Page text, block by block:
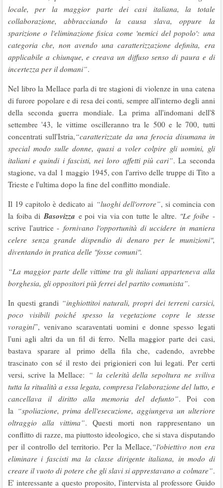
locale, per la maggior parte dei casi italiana, la totale
collaborazione, abbracciando la causa slava, oppure la
sparizione o l'eliminazione fisica come 'nemici del popolo': una
categoria che, non avendo una caratterizzazione definita, era
applicabile a chiunque, e creava un diffuso senso di paura e di
incertezza per il domani”.
Nel libro la Mellace parla di tre stagioni di violenze in una catena
di furore popolare e di resa dei conti, sempre all'interno degli anni
della seconda guerra mondiale. La prima all'indomani dell'8
settembre '43, le vittime oscilleranno tra le 500 e le 700, tutti
concentrati sull'Istria,“caratterizzate da una ferocia disumana in
special modo sulle donne, quasi a voler colpire gli uomini, gli
italiani e quindi i fascisti, nei loro affetti più cari”. La seconda
stagione, va dal 1 maggio 1945, con l'arrivo delle truppe di Tito a
Trieste e l'ultima dopo la fine del conflitto mondiale.
Il 19 capitolo è dedicato ai “luoghi dell'orrore”, si comincia con
la foiba diBasovizza e poi via via con tutte le altre. "Le foibe -
scrive l'autrice - fornivano l'opportunità di uccidere in maniera
celere senza grande dispendio di denaro per le munizioni",
diventando in pratica delle "fosse comuni".
“La maggior parte delle vittime tra gli italiani apparteneva alla
borghesia, gli oppositori più ferrei del partito comunista”.
In questi grandi “inghiottitoi naturali, propri dei terreni carsici,
poco visibili poiché spesso la vegetazione copre le stesse
voragini”, venivano scaraventati uomini e donne spesso legati
l'uni agli altri da un fil di ferro. Nella maggior parte dei casi,
bastava sparare al primo della fila che, cadendo, avrebbe
trascinato con sé il resto dei prigionieri con lui legati. Per certi
versi, scrive la Mellace: “ la celerità della sepoltura ne sviliva
tutta la ritualità a essa legata, compresa l'elaborazione del lutto, e
cancellava il diritto alla memoria del defunto”. Poi con
la “spoliazione, prima dell'esecuzione, aggiungeva un ulteriore
oltraggio alla vittima”. Questi morti non rappresentano un
conflitto di razze, ma piuttosto ideologico, che si stava disputando
per il controllo del territorio. Per la Mellace,“l'obiettivo non era
eliminare i fascisti ma la classe dirigente italiana, in modo di
creare il vuoto di potere che gli slavi si apprestavano a colmare”.
E' interessante a questo proposito, l'intervista al professore Guido